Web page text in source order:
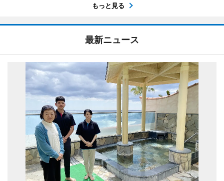
もっと見る
最新ニュース